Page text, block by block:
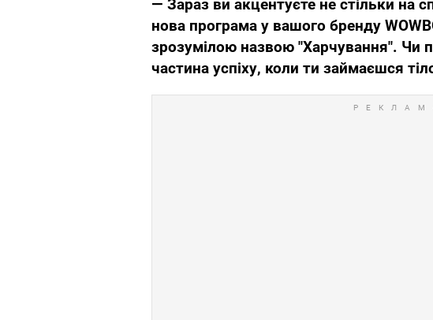
— Зараз ви акцентуєте не стільки на
нова програма у вашого бренду
зрозумілою назвою "Харчування". Чи
частина успіху, коли ти займаєшся